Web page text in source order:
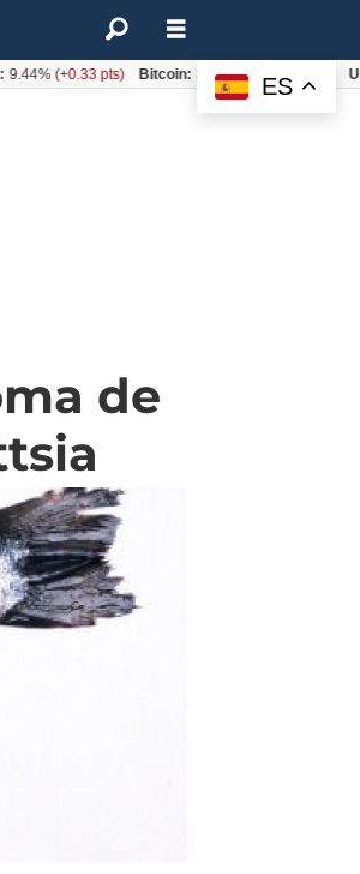
de
ES
(+0.33 pts) Bitcoin: $64.600,08(+2.93%)